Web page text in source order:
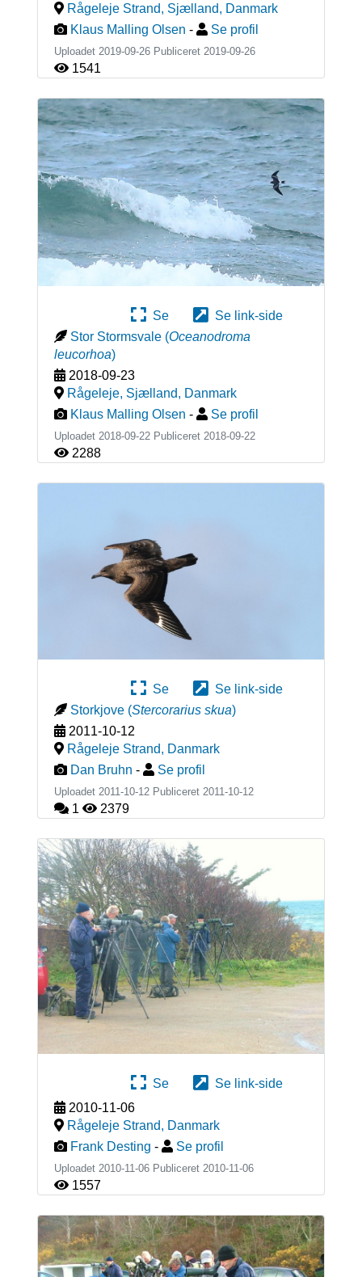
Rågeleje Strand, Sjælland, Danmark
Klaus Malling Olsen - Se profil
Uploadet 2019-09-26 Publiceret 2019-09-26
1541
Se
Se link-side
Stor Stormsvale (Oceanodroma
leucorhoa)
2018-09-23
Rågeleje, Sjælland, Danmark
Klaus Malling Olsen - Se profil
Uploadet 2018-09-22 Publiceret 2018-09-22
2288
Se
Se link-side
Storkjove (Stercorarius skua)
2011-10-12
Rågeleje Strand, Danmark
Dan Bruhn - Se profil
Uploadet 2011-10-12 Publiceret 2011-10-12
1 2379
Se
Se link-side
2010-11-06
Rågeleje Strand, Danmark
Frank Desting - Se profil
Uploadet 2010-11-06 Publiceret 2010-11-06
1557